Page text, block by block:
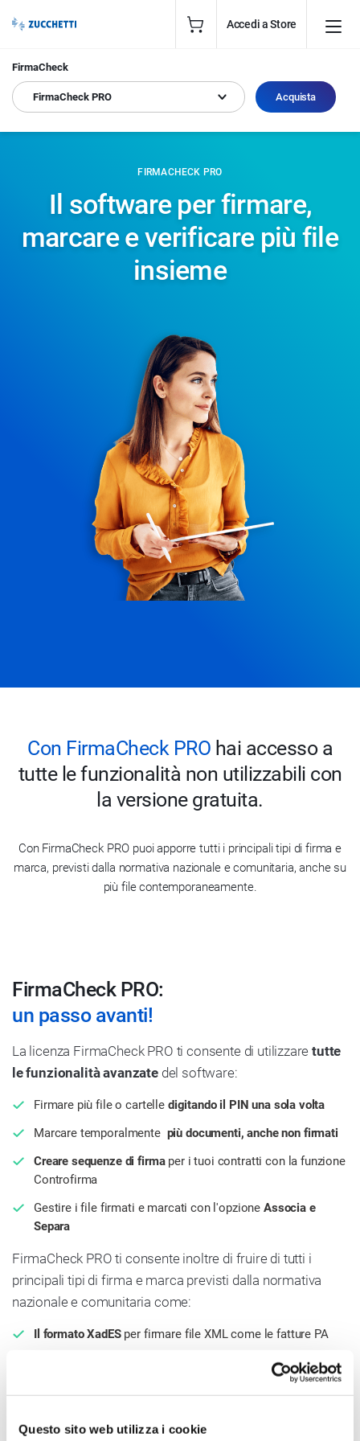
Questo sito web utilizza i cookie
Accedi a Store
FirmaCheck
FirmaCheck PRO Acquista
FIRMACHECK PRO
Il software per firmare,
marcare e verificare più file
insieme
Con FirmaCheck PRO hai accesso a
tutte le funzionalità non utilizzabili con
la versione gratuita.
Con FirmaCheck PRO puoi apporre tutti i principali tipi di firma e
marca, previsti dalla normativa nazionale e comunitaria, anche su
più file contemporaneamente.
FirmaCheck PRO:
un passo avanti!
La licenza FirmaCheck PRO ti consente di utilizzaretutte
le funzionalità avanzate del software:
Firmare più file o cartelle digitando il PIN una sola volta
Marcare temporalmente più documenti, anche non firmati
Creare sequenze di firma per i tuoi contratti con la funzione
Controfirma
Gestire i file firmati e marcati con l'opzione Associa e
Separa
FirmaCheck PRO ti consente inoltre di fruire di tutti i
principali tipi di firma e marca previsti dalla normativa
nazionale e comunitaria come:
Il formato XadES per firmare file XML come le fatture PA
TSD, .M7M e .TSR(detatched)